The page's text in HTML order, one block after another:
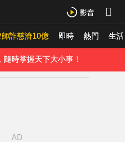
師詐慈濟10億 即時 熱門 生活
隨時掌握天下大小事！
《理財達人秀》X 安聯投信免費講座報名中！搶先卡位 2027
時掌握天下大小事！